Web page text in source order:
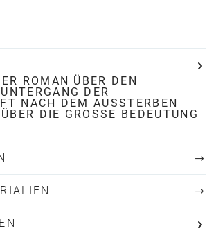
ROMAN ÜBER DEN
DER
NACH DEM AUSSTERBEN
DIE GROSSE BEDEUTUNG V